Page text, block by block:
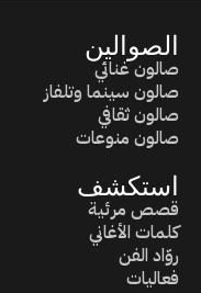
الصوالين
صالون غنائي
صالون سينما وتلفاز
صالون ثقافي
صالون منوعات
استكشف
قصص مرئية
كلمات الأغاني
روّاد الفن
فعاليات